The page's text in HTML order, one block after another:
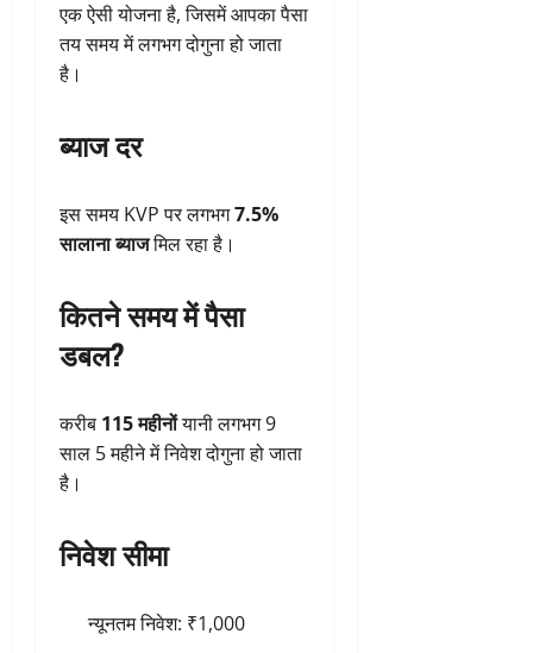
एक ऐसी योजना है, जिसमें आपका पैसा
तय समय में लगभग दोगुना हो जाता
है।
ब्याज दर
इस समय KVP पर लगभग7.5%
सालाना ब्याजमिल रहा है।
कितने समय में पैसा
डबल?
करीब 115 महीनोंयानी लगभग 9
साल 5 महीने में निवेश दोगुना हो जाता
है।
निवेश सीमा
न्यूनतम निवेश: ₹1,000